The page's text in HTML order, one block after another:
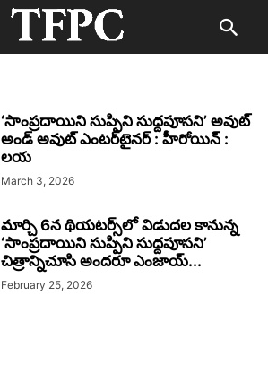
‘సాంప్రదాయిని సుప్పిని సుద్దపూసని’ అవుట్‌
అండ్‌ అవుట్‌ ఎంటర్‌టైనర్‌ : హీరోయిన్‌ :
లయ
March 3, 2026
మార్చి 6న థియటర్స్‌లో విడుదల కానున్న
‘సాంప్రదాయిని సుప్పిని సుద్దపూసని’
చిత్రాన్నిచూసి అందరూ ఎంజాయ్‌...
February 25, 2026